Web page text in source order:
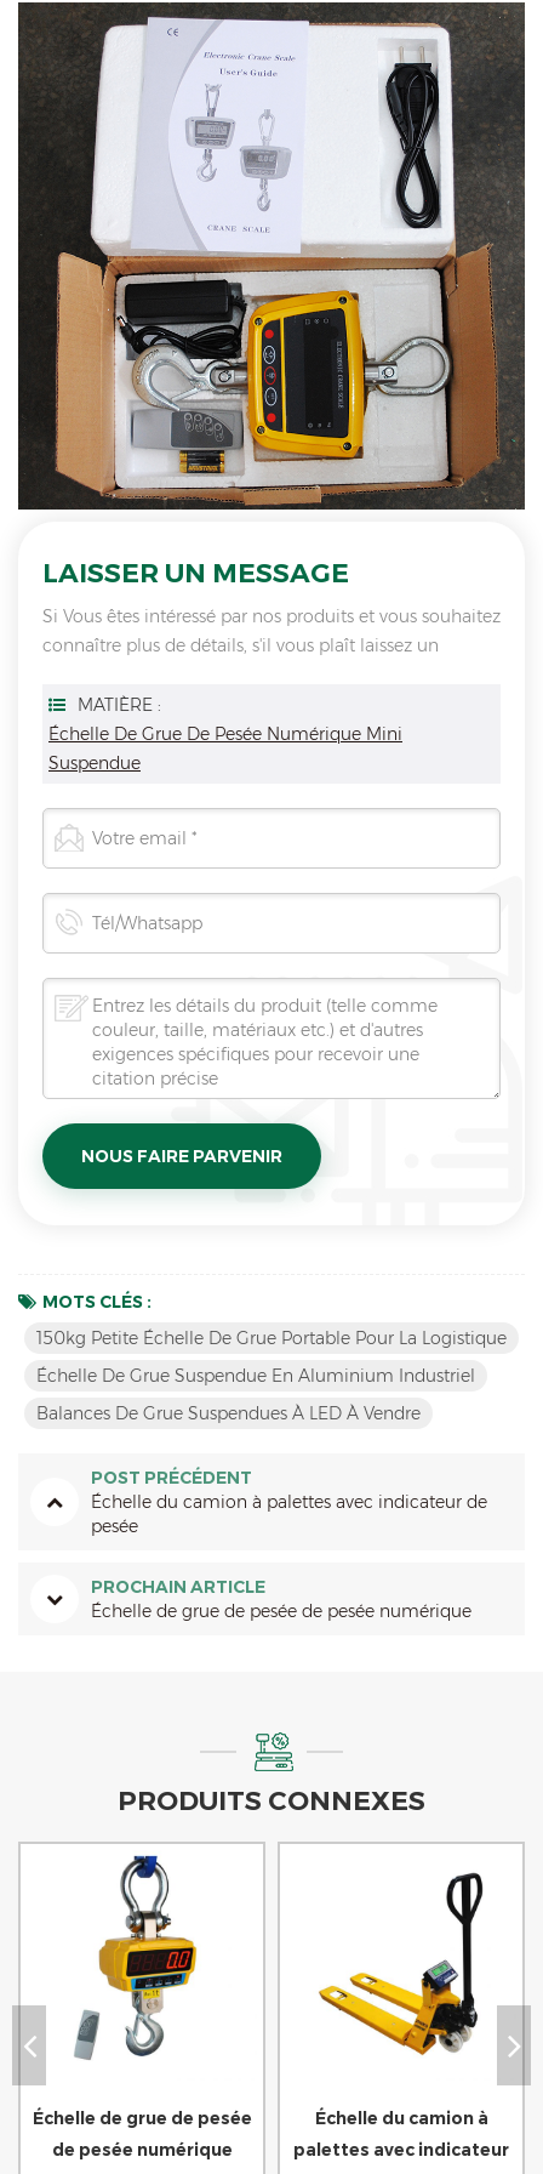
LAISSER UN MESSAGE
Si Vous êtes intéressé par nos produits et vous souhaitez
connaître plus de détails, s'il vous plaît laissez un
MATIÈRE :
Échelle De Grue De Pesée Numérique Mini
Suspendue
MOTS CLÉS :
150kg Petite Échelle De Grue Portable Pour La Logistique
Échelle De Grue Suspendue En Aluminium Industriel
Balances De Grue Suspendues À LED À Vendre
POST PRÉCÉDENT
Échelle du camion à palettes avec indicateur de
pesée
PROCHAIN ARTICLE
Échelle de grue de pesée de pesée numérique
PRODUITS CONNEXES
Échelle de grue de pesée
de pesée numérique
Échelle du camion à
palettes avec indicateur